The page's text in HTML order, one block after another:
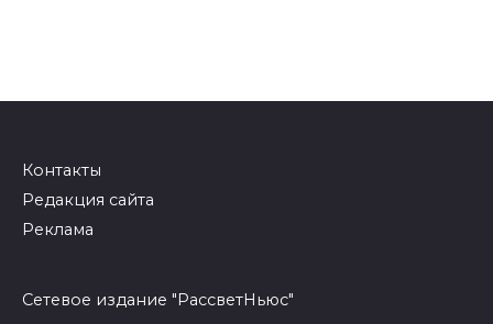
Контакты
Редакция сайта
Реклама
Сетевое издание "РассветНьюс"